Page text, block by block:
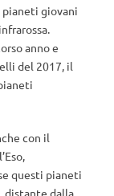
pianeti giovani
anno e
del 2017, il
con il
questi pianeti
distante dalla